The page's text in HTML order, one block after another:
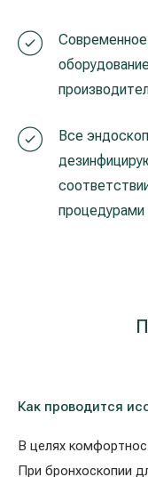
Все
процедурами
Как проводится
В целях
При бронхоскопии